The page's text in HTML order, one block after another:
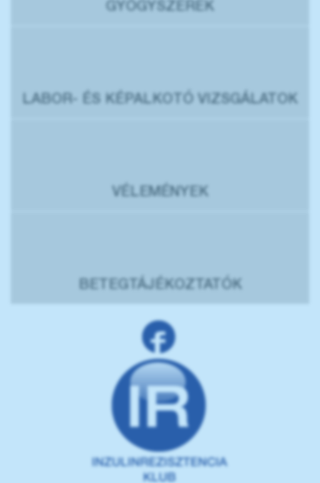
GYÓGYSZEREK
LABOR- ÉS KÉPALKOTÓ VIZSGÁLATOK
VÉLEMÉNYEK
BETEGTÁJÉKOZTATÓK